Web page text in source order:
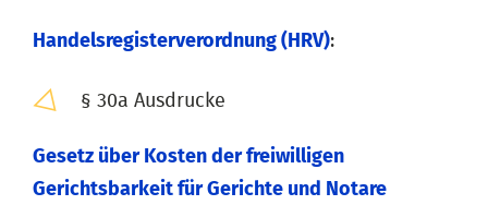
Handelsregisterverordnung (HRV):
§ 30a Ausdrucke
Gesetz über Kosten der freiwilligen
Gerichtsbarkeit für Gerichte und Notare